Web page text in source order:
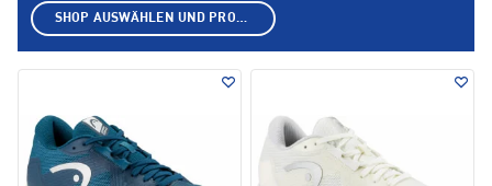
SHOP AUSWÄHLEN UND PRODUKTE ANZEIGEN